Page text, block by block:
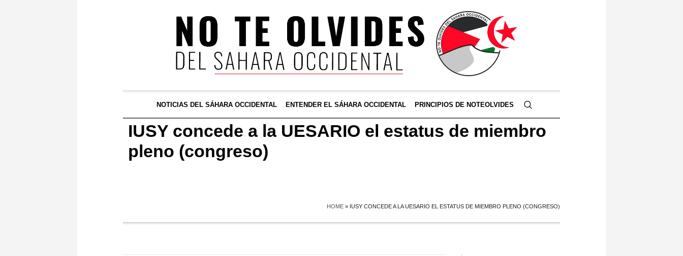
NOTICIAS DEL SÁHARA OCCIDENTAL ENTENDER EL SÁHARA OCCIDENTAL PRINCIPIOS DE NOTEOLVIDES
IUSY concede a la UESARIO el estatus de miembro
pleno (congreso)
HOME » IUSY CONCEDE A LA UESARIO EL ESTATUS DE MIEMBRO PLENO (CONGRESO)